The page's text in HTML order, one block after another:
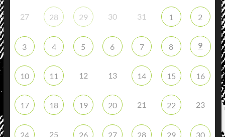
27 28 29 30 31 1 2
3 4 5 6 7 8 9
10 11 12 13 14 15 16
17 18 19 20 21 22 23
24 25 26 27 28 29 30